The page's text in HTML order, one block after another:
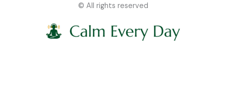
© All rights reserved